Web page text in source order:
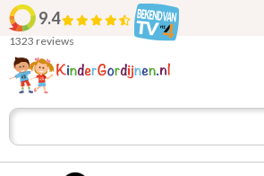
9.4
1323 reviews